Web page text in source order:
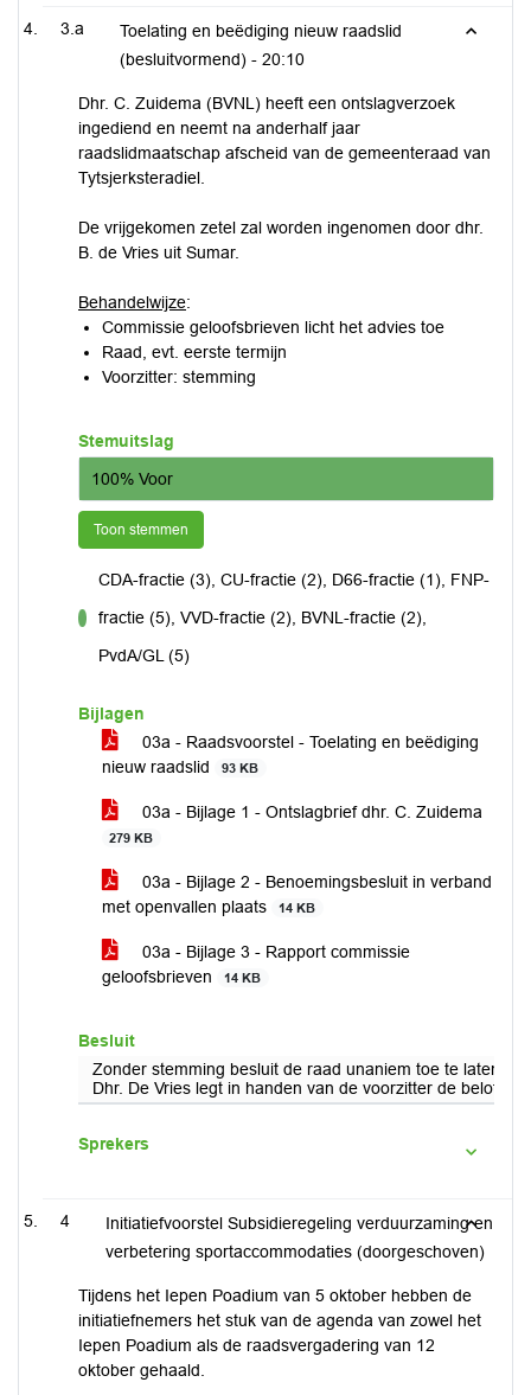
3.a
Toelating en beëdiging nieuw raadslid
(besluitvormend) - 20:10
Dhr. C. Zuidema (BVNL) heeft een ontslagverzoek
ingediend en neemt na anderhalf jaar
raadslidmaatschap afscheid van de gemeenteraad van
Tytsjerksteradiel.
De vrijgekomen zetel zal worden ingenomen door dhr.
B. de Vries uit Sumar.
Behandelwijze:
Commissie geloofsbrieven licht het advies toe
Raad, evt. eerste termijn
Voorzitter: stemming
Stemuitslag
100% Voor
Toon stemmen
CDA-fractie (3), CU-fractie (2), D66-fractie (1), FNP-
fractie (5), VVD-fractie (2), BVNL-fractie (2),
PvdA/GL (5)
Bijlagen
03a - Raadsvoorstel - Toelating en beëdiging
nieuw raadslid
93 KB
03a - Bijlage 1 - Ontslagbrief dhr. C. Zuidema
279 KB
03a - Bijlage 2 - Benoemingsbesluit in verband
met openvallen plaats
14 KB
03a - Bijlage 3 - Rapport commissie
geloofsbrieven
14 KB
Besluit
Zonder stemming besluit de raad unaniem toe te laten
Dhr. De Vries legt in handen van de voorzitter de belofte
Sprekers
4
Initiatiefvoorstel Subsidieregeling verduurzaming en
verbetering sportaccommodaties (doorgeschoven)
Tijdens het Iepen Poadium van 5 oktober hebben de
initiatiefnemers het stuk van de agenda van zowel het
Iepen Poadium als de raadsvergadering van 12
oktober gehaald.